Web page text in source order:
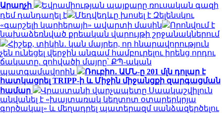
Արաղչի
Եվրամիության պայքարը ռուսական գազի
դեմ դանդաղել է
Մեդվեդևը խոսել է Զելենսկու
«գարշելի կարիերայի» ավարտի մասին
Որոնվում է
նախաձեռնված քրեական վարույթի շրջանակներում
Հիշեք, տիկին․ կան մայրեր, որ հնարավորություն
չեն ունեցել վերջին անգամ համբուրելու իրենց որդու
ճակատը. զոհվածի մայրը՝ ՔՊ-ական
պատգամավորին
Ռուբիո․ ԱՄՆ-ը 201 մլն դոլար է
հատկացրել TRIPP-ի և Միջին միջանցքի զարգացման
համար
Վրաստանի վարչապետը Սաակաշվիլուն
անվանել է «խայտառակ կեղտոտ օտարերկրյա
գործակալ» և մեղադրել պատերազմ սանձազերծելու